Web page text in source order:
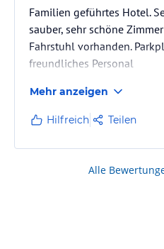
Familien geführtes Hotel.
sauber, sehr schöne
Fahrstuhl vorhanden.
freundliches Personal
Mehr anzeigen
Hilfreich Teilen
Alle